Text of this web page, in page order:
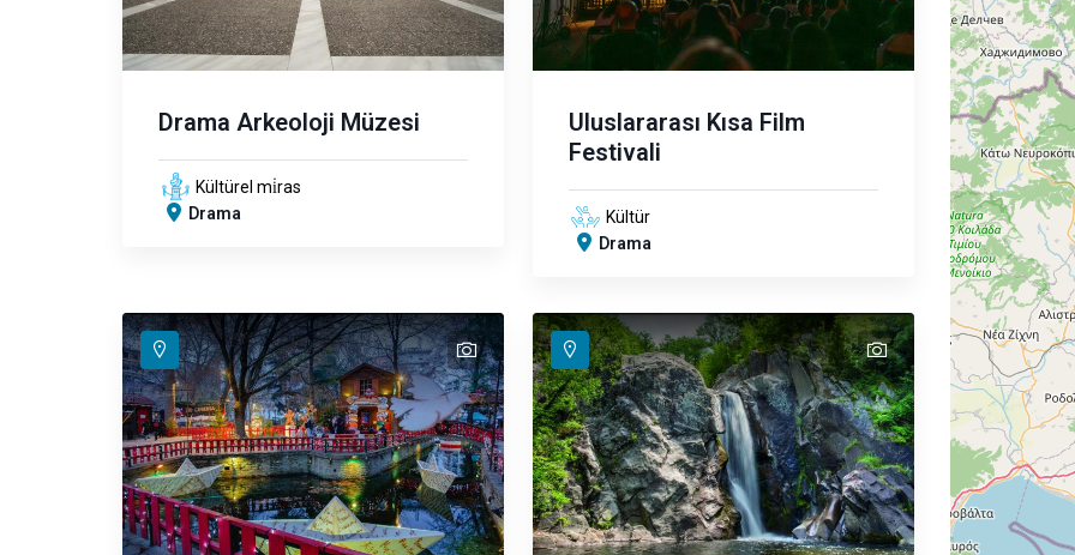
Drama Arkeoloji Müzesi
Kültürel mi̇ras
Drama
Uluslararası Kısa Film
Festivali
Kültür
Drama
text text
text
text